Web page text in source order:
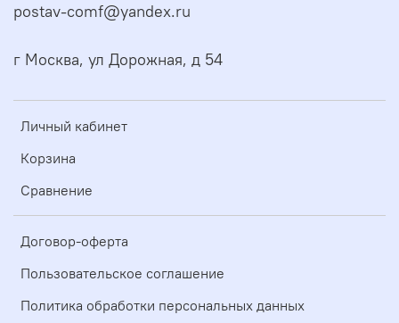
Личный кабинет
Корзина
Сравнение
Договор-оферта
Пользовательское соглашение
Политика обработки персональных данных
postav-comf@yandex.ru
г Москва, ул Дорожная, д 54